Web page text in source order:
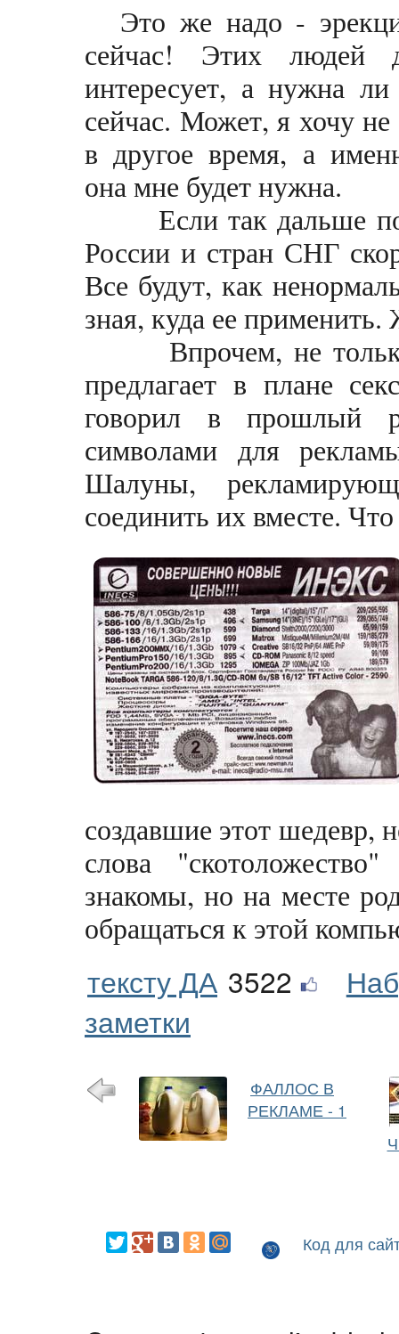
Это же надо -
сейчас! Этих людей
интересует, а нужна
сейчас. Может, я хочу не
в другое время, а
она мне будет нужна.
Если так дальше
России и стран СНГ
Все будут, как
зная, куда ее
Впрочем, не
предлагает в плане
говорил в прошлый
символами для
Шалуны,
соединить их вместе.
создавшие этот шедевр,
слова
знакомы, но на месте
обращаться к этой
тексту ДА 3522
заметки
ФАЛЛОС В
РЕКЛАМЕ - 1
Код для